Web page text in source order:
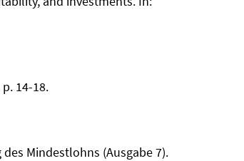
14-18.
des Mindestlohns (Ausgabe 7).